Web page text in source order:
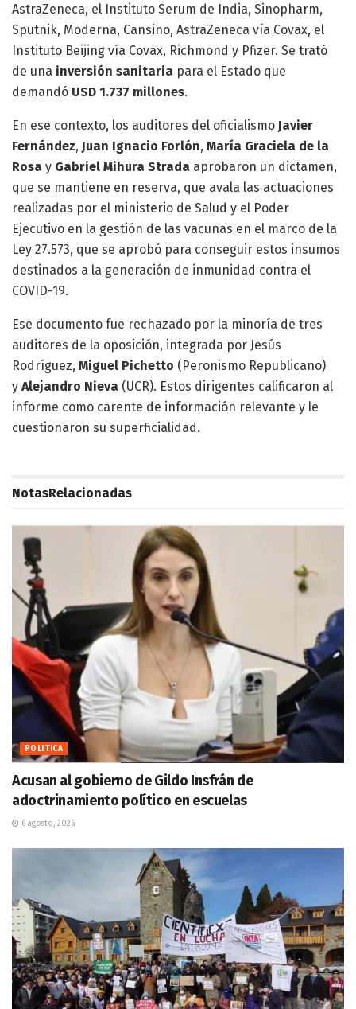
AstraZeneca, el Instituto Serum de India, Sinopharm,
Sputnik, Moderna, Cansino, AstraZeneca vía Covax, el
Instituto Beijing vía Covax, Richmond y Pfizer. Se trató
de una inversión sanitaria para el Estado que
demandó USD 1.737 millones.
En ese contexto, los auditores del oficialismo Javier
Fernández, Juan Ignacio Forlón, María Graciela de la
Rosa y Gabriel Mihura Strada aprobaron un dictamen,
que se mantiene en reserva, que avala las actuaciones
realizadas por el ministerio de Salud y el Poder
Ejecutivo en la gestión de las vacunas en el marco de la
Ley 27.573, que se aprobó para conseguir estos insumos
destinados a la generación de inmunidad contra el
COVID-19.
Ese documento fue rechazado por la minoría de tres
auditores de la oposición, integrada por Jesús
Rodríguez, Miguel Pichetto (Peronismo Republicano)
y Alejandro Nieva (UCR). Estos dirigentes calificaron al
informe como carente de información relevante y le
cuestionaron su superficialidad.
NotasRelacionadas
POLITICA
Acusan al gobierno de Gildo Insfrán de
adoctrinamiento político en escuelas
6 agosto, 2026